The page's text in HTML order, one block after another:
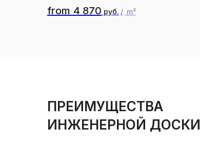
from 4 870 руб. / m²
ПРЕИМУЩЕСТВА
ИНЖЕНЕРНОЙ ДОСКИ